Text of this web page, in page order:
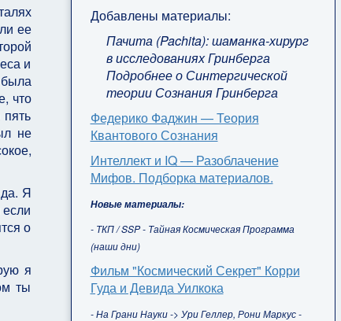
ее
и
что
не
Я
о
я
ты
Добавлены материалы:
Пачита (Pachita): шаманка-хирург
в исследованиях Гринберга
Подробнее о Синтергической
теории Сознания Гринберга
Федерико Фаджин — Теория
Квантового Сознания
Интеллект и IQ — Разоблачение
Мифов. Подборка материалов.
Новые материалы:
- ТКП / SSP - Тайная Космическая Программа
(наши дни)
Фильм "Космический Секрет" Корри
Гуда и Девида Уилкока
- На Грани Науки -> Ури Геллер, Рони Маркус -